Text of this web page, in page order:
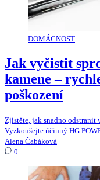
DOMÁCNOST
Jak vyčistit
kamene –
poškození
Zjistěte, jak snadno odstranit
Vyzkoušejte účinný HG
Alena Čabáková
0